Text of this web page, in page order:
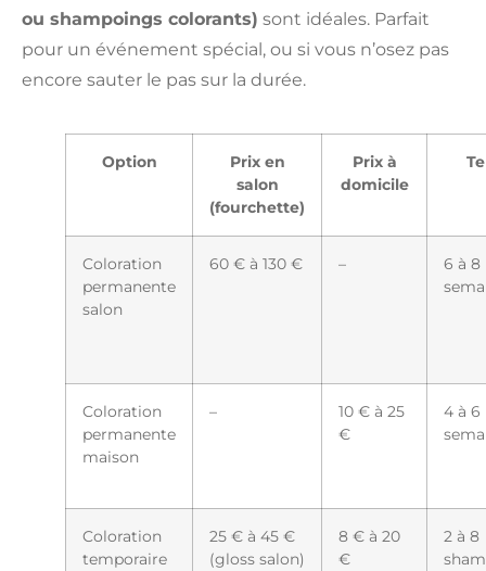
ou shampoings colorants) sont idéales. Parfait
pour un événement spécial, ou si vous n’osez pas
encore sauter le pas sur la durée.
Option
Prix en
salon
(fourchette)
Prix à
domicile
Coloration
permanente
salon
60 € à 130 € –
6 à 8
Coloration
permanente
maison
–
10 € à 25
€
4 à 6
Coloration
temporaire
25 € à 45 €
(gloss salon)
8 € à 20
€
2 à 8